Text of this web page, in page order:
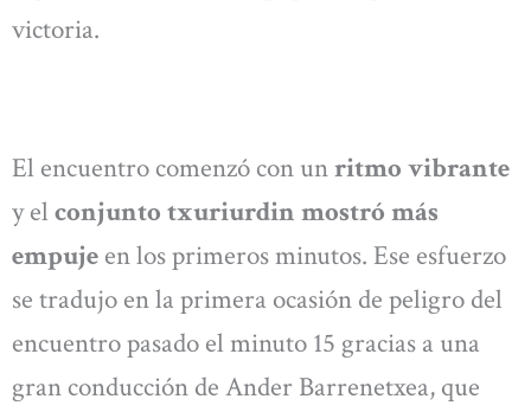
victoria.
El encuentro comenzó con unritmo vibrante
y el conjunto txuriurdin mostró más
empuje en los primeros minutos. Ese esfuerzo
se tradujo en la primera ocasión de peligro del
encuentro pasado el minuto 15 gracias a una
gran conducción de Ander Barrenetxea, que